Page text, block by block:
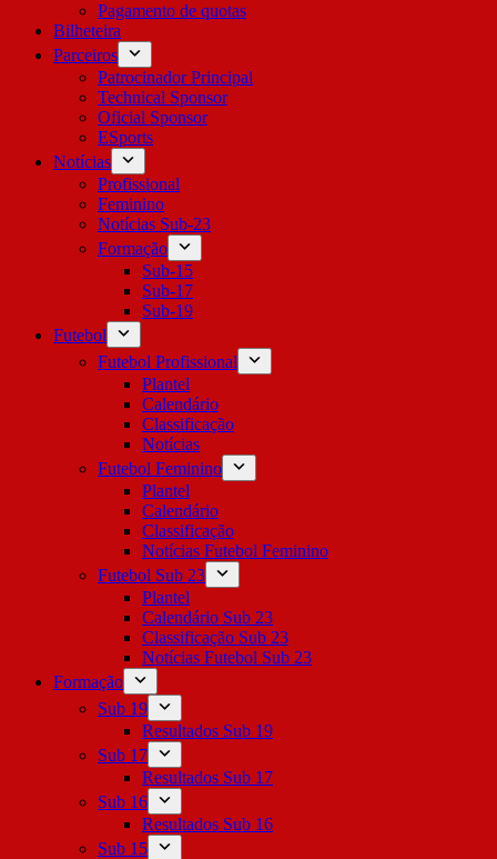
Pagamento de quotas
Bilheteira
Parceiros
Patrocinador Principal
Technical Sponsor
Oficial Sponsor
ESports
Notícias
Profissional
Feminino
Notícias Sub-23
Formação
Sub-15
Sub-17
Sub-19
Futebol
Futebol Profissional
Plantel
Calendário
Classificação
Notícias
Futebol Feminino
Plantel
Calendário
Classificação
Notícias Futebol Feminino
Futebol Sub 23
Plantel
Calendário Sub 23
Classificação Sub 23
Notícias Futebol Sub 23
Formação
Sub 19
Resultados Sub 19
Sub 17
Resultados Sub 17
Sub 16
Resultados Sub 16
Sub 15